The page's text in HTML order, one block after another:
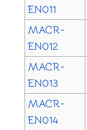
EN011
MACR-
EN012
MACR-
EN013
MACR-
EN014